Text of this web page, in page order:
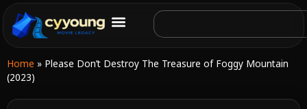
Home » Please Don’t Destroy The Treasure of Foggy Mountain
(2023)